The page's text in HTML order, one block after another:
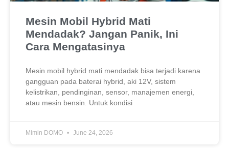
Mesin Mobil Hybrid Mati
Mendadak? Jangan Panik, Ini
Cara Mengatasinya
Mesin mobil hybrid mati mendadak bisa terjadi karena
gangguan pada baterai hybrid, aki 12V, sistem
kelistrikan, pendinginan, sensor, manajemen energi,
atau mesin bensin. Untuk kondisi
Mimin DOMO June 24, 2026